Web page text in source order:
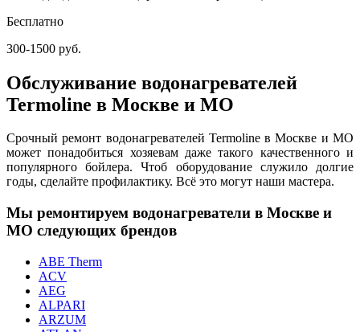
Бесплатно
300-1500 руб.
Обслуживание водонагревателей
Termoline в Москве и МО
Срочный ремонт водонагревателей Termoline в Москве и МО
может понадобиться хозяевам даже такого качественного и
популярного бойлера. Чтоб оборудование служило долгие
годы, сделайте профилактику. Всё это могут наши мастера.
Мы ремонтируем водонагреватели в Москве и
МО следующих брендов
ABE Therm
ACV
AEG
ALPARI
ARZUM